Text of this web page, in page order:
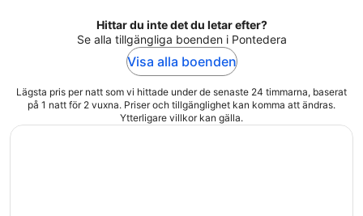
Hittar du inte det du letar efter?
Se alla tillgängliga boenden i Pontedera
Visa alla boenden
Lägsta pris per natt som vi hittade under de senaste 24 timmarna, baserat
på 1 natt för 2 vuxna. Priser och tillgänglighet kan komma att ändras.
Ytterligare villkor kan gälla.